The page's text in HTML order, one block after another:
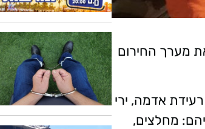
מערך החירום
אדמה, ירי
מחלצים,